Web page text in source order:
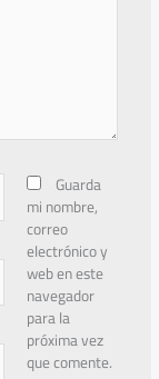
Guarda
mi nombre,
correo
electrónico y
web en este
navegador
para la
próxima vez
que comente.